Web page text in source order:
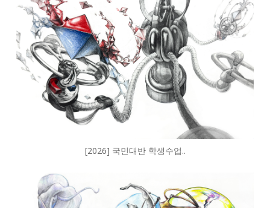
[2026] 국민대반 학생수업..